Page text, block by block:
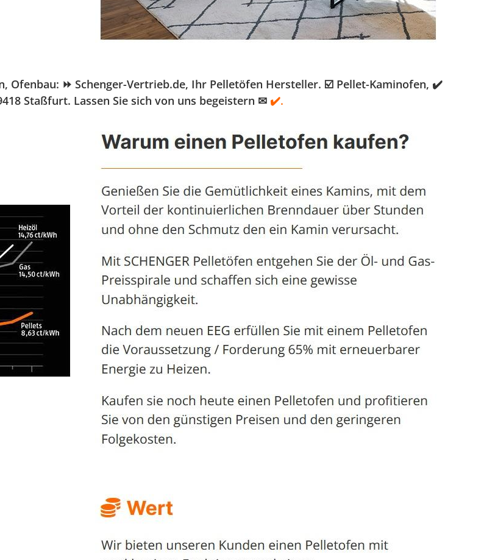
Ofenbau: ⏩ Schenger-Vertrieb.de, Ihr Pelletöfen Hersteller. ☑️ Pellet-Kaminofen, ✔️
Staßfurt. Lassen Sie sich von uns begeistern ✉ ✔️.